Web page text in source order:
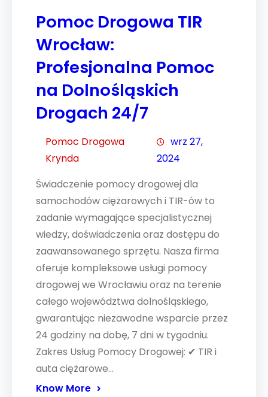
Pomoc Drogowa TIR
Wrocław:
Profesjonalna Pomoc
na Dolnośląskich
Drogach 24/7
Pomoc Drogowa
Krynda
wrz 27,
2024
Świadczenie pomocy drogowej dla
samochodów ciężarowych i TIR-ów to
zadanie wymagające specjalistycznej
wiedzy, doświadczenia oraz dostępu do
zaawansowanego sprzętu. Nasza firma
oferuje kompleksowe usługi pomocy
drogowej we Wrocławiu oraz na terenie
całego województwa dolnośląskiego,
gwarantując niezawodne wsparcie przez
24 godziny na dobę, 7 dni w tygodniu.
Zakres Usług Pomocy Drogowej: ✔ TIR i
auta ciężarowe…
Know More